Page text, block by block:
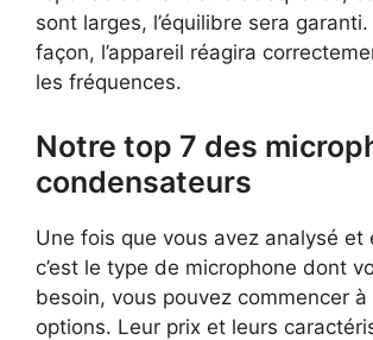
sont larges, l’équilibre sera
façon, l’appareil réagira
les fréquences.
Notre top 7 des
condensateurs
Une fois que vous avez analysé et
c’est le type de microphone dont
besoin, vous pouvez commencer à
options. Leur prix et leurs